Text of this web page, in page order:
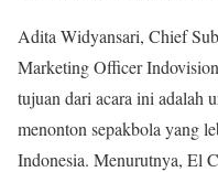
Adita Widyansari, Chief
Marketing Officer
tujuan dari acara ini adalah
menonton sepakbola yang
Indonesia. Menurutnya, El